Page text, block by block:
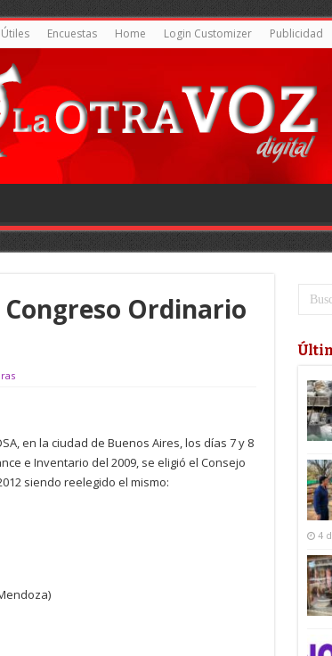
Encuestas Home Login Customizer Publicidad
Congreso Ordinario
en la ciudad de Buenos Aires, los días 7 y 8
e Inventario del 2009, se eligió el Consejo
siendo reelegido el mismo:
4